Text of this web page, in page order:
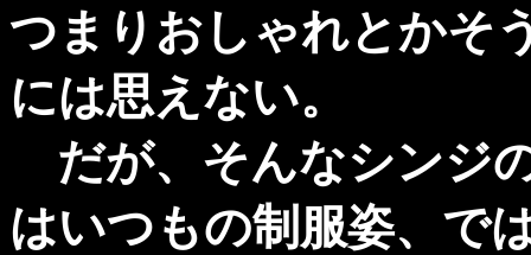
つまりおしゃれとかそ
には思えない。
だが、そんなシンジ
はいつもの制服姿、で